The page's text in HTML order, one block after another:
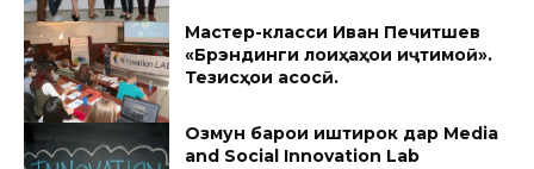
Мастер-класси Иван Печитшев
«Брэндинги лоиҳаҳои иҷтимоӣ».
Тезисҳои асосӣ.
Озмун барои иштирок дар Media
and Social Innovation Lab